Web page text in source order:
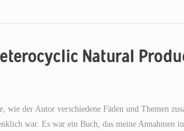
Natural
wie der Autor verschiedene Fäden und Themen
war. Es war ein Buch, das meine